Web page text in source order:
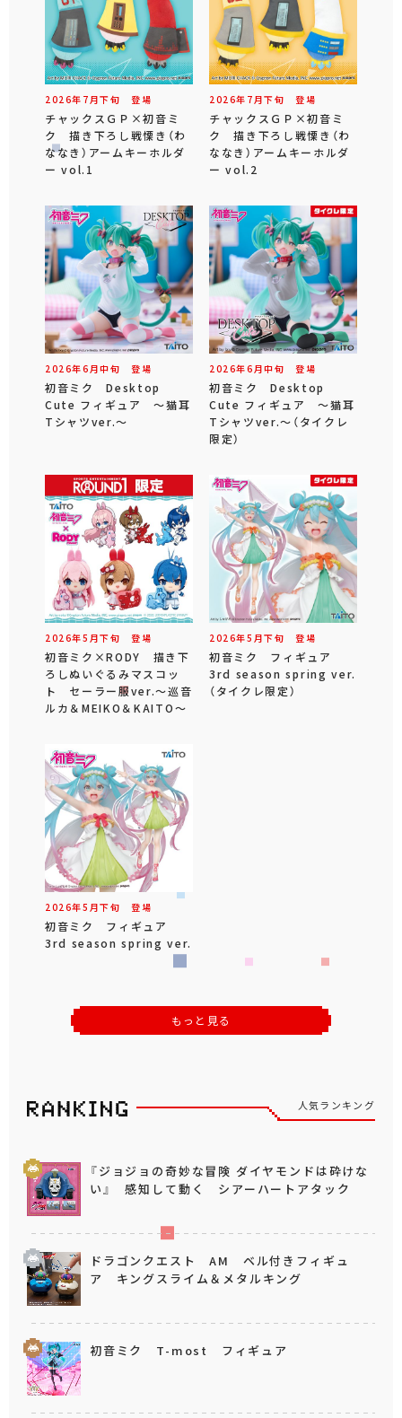
2026年 7 月下旬 登場
チャックスＧＰ×初音ミ
ク 描き下ろし戦慄き（わ
ななき）アームキーホルダ
ー vol.1
2026年 7 月下旬 登場
チャックスＧＰ×初音ミ
ク 描き下ろし戦慄き（わ
ななき）アームキーホルダ
ー vol.2
2026年6 月中旬 登場
初音ミク Desktop
Cute フィギュア ～猫耳
Tシャツver.～
2026年6 月中旬 登場
初音ミク Desktop
Cute フィギュア ～猫耳
Tシャツver.～（タイクレ
限定）
2026年5 月下旬 登場
初音ミク×RODY 描き下
ろしぬいぐるみマスコッ
ト セーラー服ver.～巡音
ルカ＆MEIKO＆KAITO～
2026年5 月下旬 登場
初音ミク フィギュア
3rd season spring ver.
（タイクレ限定）
2026年5 月下旬 登場
初音ミク フィギュア
3rd season spring ver.
もっと見る
人気ランキング
『ジョジョの奇妙な冒険 ダイヤモンドは砕けな
い』 感知して動く シアーハートアタック
ドラゴンクエスト AM ベル付きフィギュ
ア キングスライム＆メタルキング
初音ミク T-most フィギュア